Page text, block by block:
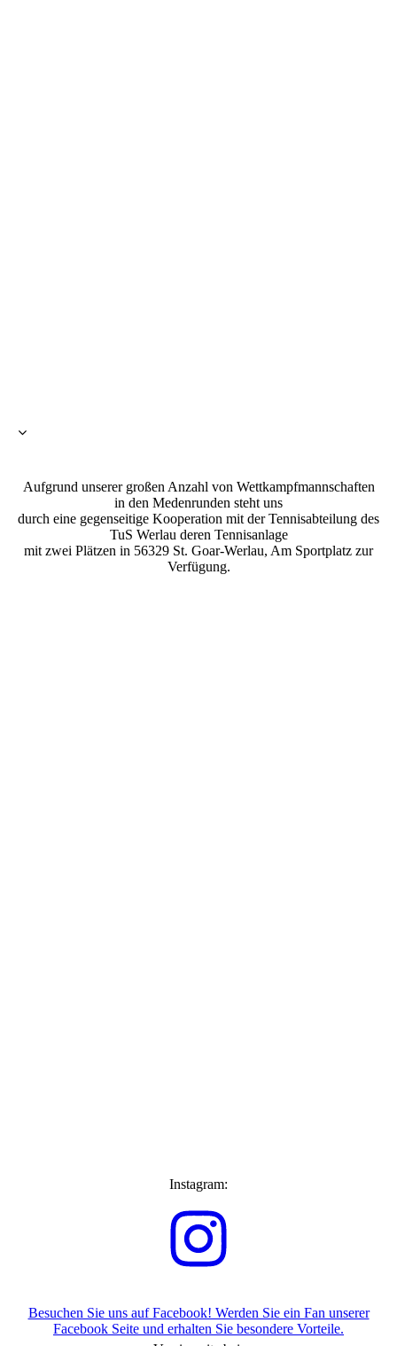
Aufgrund unserer großen Anzahl von Wettkampfmannschaften
in den Medenrunden steht uns
durch eine gegenseitige Kooperation mit der Tennisabteilung des
TuS Werlau deren Tennisanlage
mit zwei Plätzen in 56329 St. Goar-Werlau, Am Sportplatz zur
Verfügung.
Instagram:
Besuchen Sie uns auf Facebook! Werden Sie ein Fan unserer
Facebook Seite und erhalten Sie besondere Vorteile.